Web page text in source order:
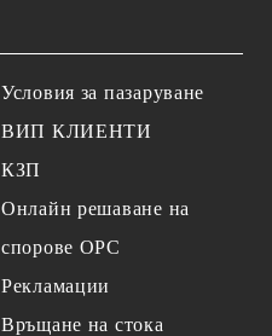
Условия за пазаруване
ВИП КЛИЕНТИ
КЗП
Онлайн решаване на
спорове OPC
Рекламации
Връщане на стока